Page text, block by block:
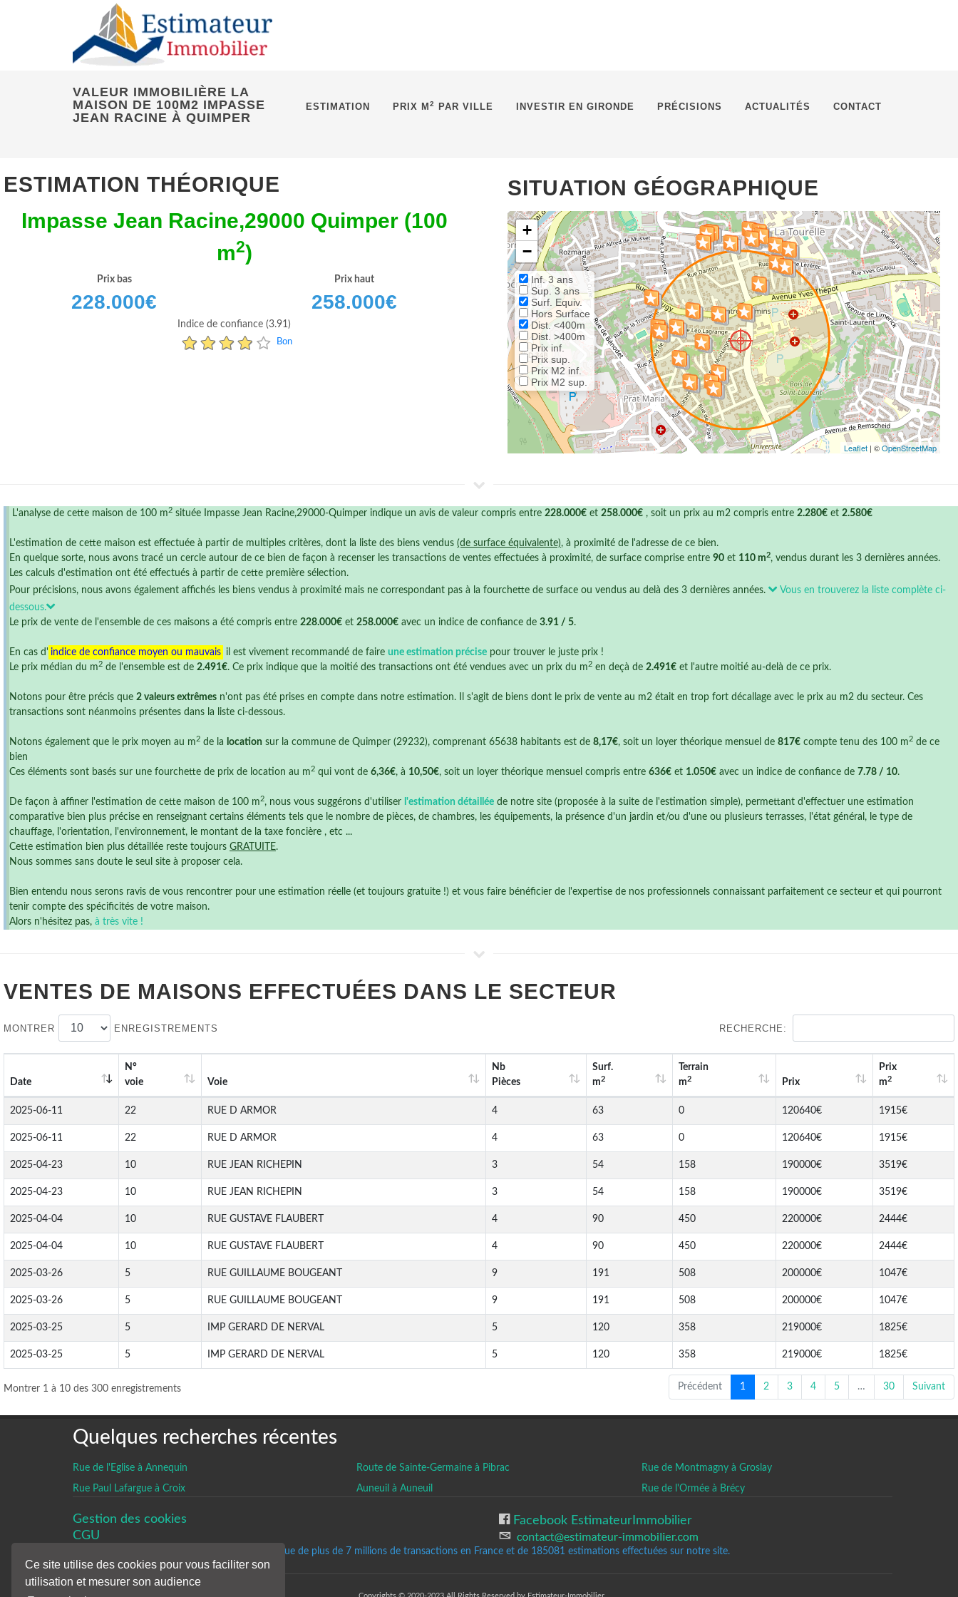
Ce site utilise des cookies pour vous faciliter son
utilisation et mesurer son audience
ESTIMATION PRIX M 2 PAR VILLE INVESTIR EN GIRONDE PRÉCISIONS ACTUALITÉS CONTACT
VALEUR IMMOBILIÈRE LA
MAISON DE 100M2 IMPASSE
JEAN RACINE À QUIMPER
ESTIMATION THÉORIQUE
Impasse Jean Racine,29000 Quimper (100
m2)
Prix bas
228.000€
Prix haut
258.000€
Indice de confiance (3.91)
Bon
SITUATION GÉOGRAPHIQUE
+
−
Inf. 3 ans
Sup. 3 ans
Surf. Equiv.
Hors Surface
Dist. <400m
Dist. >400m
Prix inf.
Prix sup.
Prix M2 inf.
Prix M2 sup.
Leaflet | ©OpenStreetMap
L'analyse de cette maison de 100 m 2 située Impasse Jean Racine,29000-Quimper indique un avis de valeur compris entre 228.000€ et 258.000€ , soit un prix au m2 compris entre 2.280€ et 2.580€
L'estimation de cette maison est effectuée à partir de multiples critères, dont la liste des biens vendus (de surface équivalente), à proximité de l'adresse de ce bien.
En quelque sorte, nous avons tracé un cercle autour de ce bien de façon à recenser les transactions de ventes effectuées à proximité, de surface comprise entre 90 et 110 m2, vendus durant les 3 dernières années.
Les calculs d'estimation ont été effectués à partir de cette première sélection.
Pour précisions, nous avons également affichés les biens vendus à proximité mais ne correspondant pas à la fourchette de surface ou vendus au delà des 3 dernières années.
Vous en trouverez la liste complète ci-
dessous.
Le prix de vente de l'ensemble de ces maisons a été compris entre 228.000€ et 258.000€ avec un indice de confiance de 3.91 / 5.
En cas d' indice de confiance moyen ou mauvais il est vivement recommandé de faire une estimation précisepour trouver le juste prix !
Le prix médian du m 2 de l'ensemble est de 2.491€. Ce prix indique que la moitié des transactions ont été vendues avec un prix du m 2 en deçà de 2.491€ et l'autre moitié au-delà de ce prix.
Notons pour être précis que 2 valeurs extrêmes n'ont pas été prises en compte dans notre estimation. Il s'agit de biens dont le prix de vente au m2 était en trop fort décallage avec le prix au m2 du secteur. Ces
transactions sont néanmoins présentes dans la liste ci-dessous.
Notons également que le prix moyen au m 2 de la location sur la commune de Quimper (29232), comprenant 65638 habitants est de 8,17€, soit un loyer théorique mensuel de 817€ compte tenu des 100 m 2 de ce
bien
Ces éléments sont basés sur une fourchette de prix de location au m 2 qui vont de 6,36€, à 10,50€, soit un loyer théorique mensuel compris entre 636€ et 1.050€ avec un indice de confiance de 7.78 / 10.
De façon à affiner l'estimation de cette maison de 100 m 2, nous vous suggérons d'utiliser l'estimation détaillée de notre site (proposée à la suite de l'estimation simple), permettant d'effectuer une estimation
comparative bien plus précise en renseignant certains éléments tels que le nombre de pièces, de chambres, les équipements, la présence d'un jardin et/ou d'une ou plusieurs terrasses, l'état général, le type de
chauffage, l'orientation, l'environnement, le montant de la taxe foncière , etc ...
Cette estimation bien plus détaillée reste toujours GRATUITE.
Nous sommes sans doute le seul site à proposer cela.
Bien entendu nous serons ravis de vous rencontrer pour une estimation réelle (et toujours gratuite !) et vous faire bénéficier de l'expertise de nos professionnels connaissant parfaitement ce secteur et qui pourront
tenir compte des spécificités de votre maison.
Alors n'hésitez pas, à très vite !
VENTES DE MAISONS EFFECTUÉES DANS LE SECTEUR
MONTRER ENREGISTREMENTS RECHERCHE:
Date
N°
voie
Voie
Nb
Pièces
Surf.
m2
Terrain
m2 Prix
Prix
m2
2025-06-11 22 RUE D ARMOR 4 63 0 120640€ 1915€
2025-06-11 22 RUE D ARMOR 4 63 0 120640€ 1915€
2025-04-23 10 RUE JEAN RICHEPIN 3 54 158 190000€ 3519€
2025-04-23 10 RUE JEAN RICHEPIN 3 54 158 190000€ 3519€
2025-04-04 10 RUE GUSTAVE FLAUBERT 4 90 450 220000€ 2444€
2025-04-04 10 RUE GUSTAVE FLAUBERT 4 90 450 220000€ 2444€
2025-03-26 5 RUE GUILLAUME BOUGEANT 9 191 508 200000€ 1047€
2025-03-26 5 RUE GUILLAUME BOUGEANT 9 191 508 200000€ 1047€
2025-03-25 5 IMP GERARD DE NERVAL 5 120 358 219000€ 1825€
2025-03-25 5 IMP GERARD DE NERVAL 5 120 358 219000€ 1825€
Montrer 1 à 10 des 300 enregistrements Précédent 1 2 3 4 5 … 30 Suivant
Quelques recherches récentes
Rue de l'Eglise à Annequin Route de Sainte-Germaine à Pibrac Rue de Montmagny à Groslay
Rue Paul Lafargue à Croix Auneuil à Auneuil Rue de l'Ormée à Brécy
Gestion des cookies
Facebook EstimateurImmobilier
CGU
Un historique de plus de 7 millions de transactions en France et de 185081 estimations effectuées sur notre site.